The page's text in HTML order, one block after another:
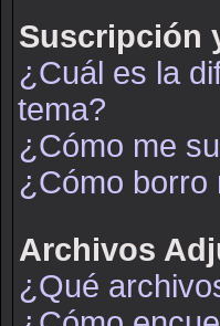
Suscripción
¿Cuál es la
tema?
¿Cómo me
¿Cómo borro
Archivos
¿Qué